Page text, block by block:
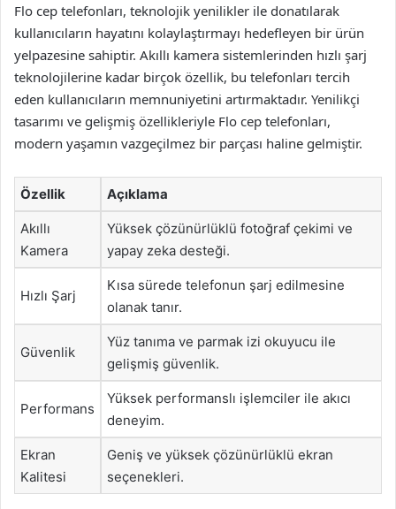
Flo cep telefonları, teknolojik yenilikler ile donatılarak
kullanıcıların hayatını kolaylaştırmayı hedefleyen bir ürün
yelpazesine sahiptir. Akıllı kamera sistemlerinden hızlı şarj
teknolojilerine kadar birçok özellik, bu telefonları tercih
eden kullanıcıların memnuniyetini artırmaktadır. Yenilikçi
tasarımı ve gelişmiş özellikleriyle Flo cep telefonları,
modern yaşamın vazgeçilmez bir parçası haline gelmiştir.
Özellik Açıklama
Akıllı
Kamera
Yüksek çözünürlüklü fotoğraf çekimi ve
yapay zeka desteği.
Hızlı Şarj
Kısa sürede telefonun şarj edilmesine
olanak tanır.
Güvenlik
Yüz tanıma ve parmak izi okuyucu ile
gelişmiş güvenlik.
Performans
Yüksek performanslı işlemciler ile akıcı
deneyim.
Ekran
Kalitesi
Geniş ve yüksek çözünürlüklü ekran
seçenekleri.